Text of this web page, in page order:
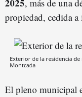
2025, más de una
propiedad, cedida
Exterior de la residencia
Montcada
El pleno municipal